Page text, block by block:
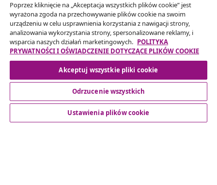
Odstąpienie od umowy
Złóż wniosek o odstąpienie od umowy dotyczącej
Twojego zamówienia.
Odstąpienie od umowy
Obsługa Klienta
Poprzez kliknięcie na „Akceptacja wszystkich plików cookie” jest
wyrażona zgoda na przechowywanie plików cookie na swoim
urządzeniu w celu usprawnienia korzystania z nawigacji strony,
analizowania wykorzystania strony, spersonalizowane reklamy, i
wsparcia naszych działań marketingowych. POLITYKA
PRYWATNOŚCI I OŚWIADCZENIE DOTYCZĄCE PLIKÓW COOKIE
Akceptuj wszystkie pliki cookie
Odrzucenie wszystkich
Ustawienia plików cookie